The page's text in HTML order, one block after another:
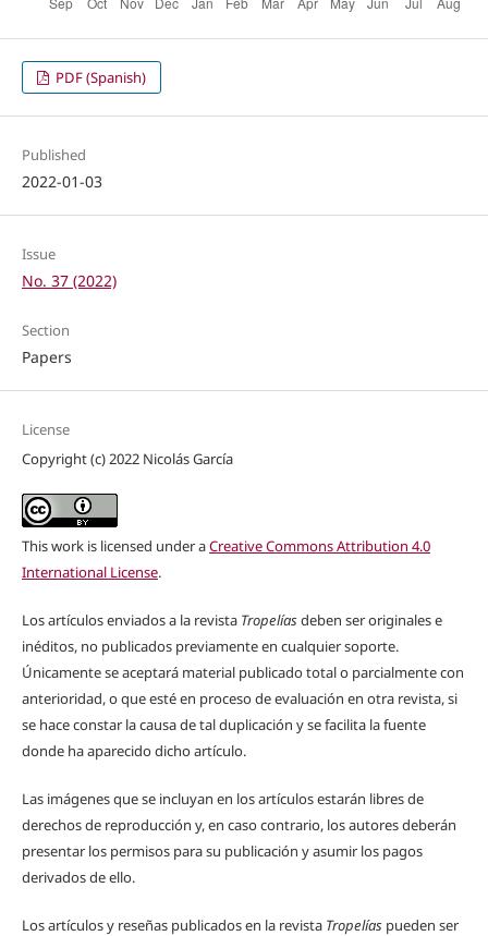
PDF (Spanish)
Published
2022-01-03
Issue
No. 37 (2022)
Section
Papers
License
Copyright (c) 2022 Nicolás García
This work is licensed under aCreative Commons Attribution 4.0
International License.
Los artículos enviados a la revista Tropelíasdeben ser originales e
inéditos, no publicados previamente en cualquier soporte.
Únicamente se aceptará material publicado total o parcialmente con
anterioridad, o que esté en proceso de evaluación en otra revista, si
se hace constar la causa de tal duplicación y se facilita la fuente
donde ha aparecido dicho artículo.
Las imágenes que se incluyan en los artículos estarán libres de
derechos de reproducción y, en caso contrario, los autores deberán
presentar los permisos para su publicación y asumir los pagos
derivados de ello.
Los artículos y reseñas publicados en la revista Tropelíaspueden ser